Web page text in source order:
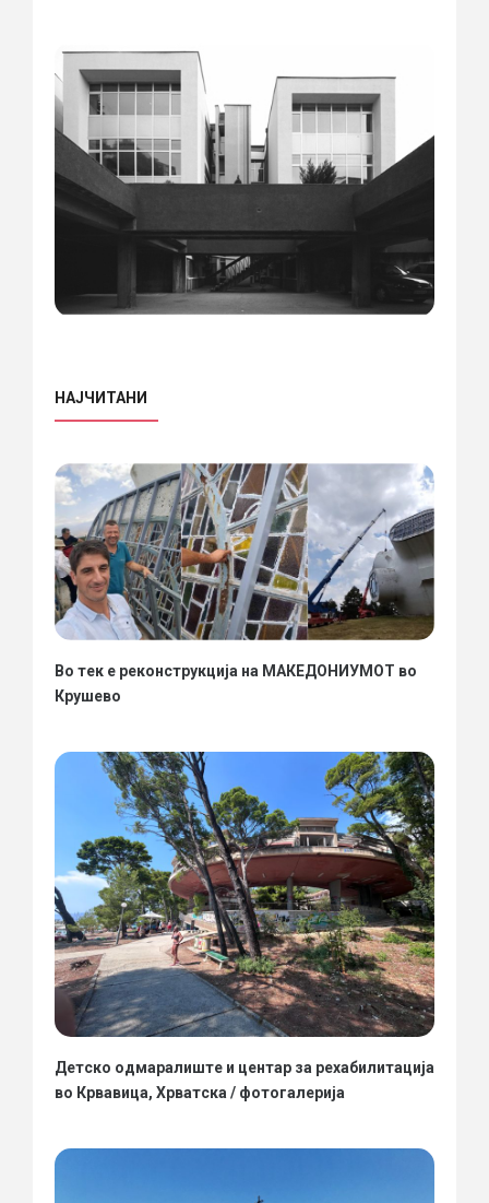
НАЈЧИТАНИ
Во тек е реконструкција на МАКЕДОНИУМОТ во
Крушево
Детско одмаралиште и центар за рехабилитација
во Крвавица, Хрватска / фотогалерија